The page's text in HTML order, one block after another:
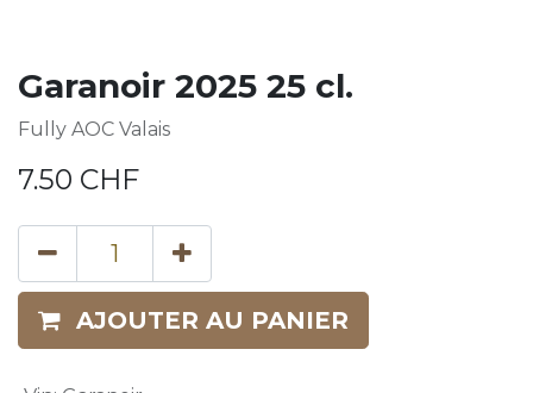
Garanoir 2025 25 cl.
Fully AOC Valais
7.50 CHF
AJOUTER AU PANIER